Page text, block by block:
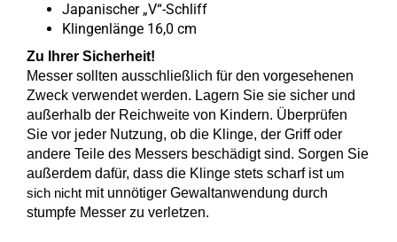
Japanischer „V“-Schliff
Klingenlänge 16,0 cm
Zu Ihrer Sicherheit!
Messer sollten ausschließlich für den vorgesehenen
Zweck verwendet werden. Lagern Sie sie sicher und
außerhalb der Reichweite von Kindern. Überprüfen
Sie vor jeder Nutzung, ob die Klinge, der Griff oder
andere Teile des Messers beschädigt sind. Sorgen Sie
außerdem dafür, dass die Klinge stets scharf ist um
sich nicht mit unnötiger Gewaltanwendung durch
stumpfe Messer zu verletzen.